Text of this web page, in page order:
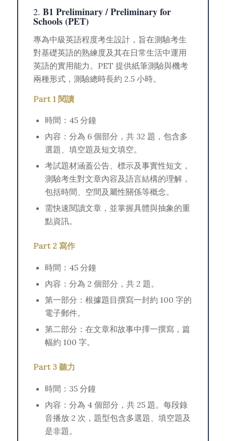
2. B1 Preliminary / Preliminary for
Schools (PET)
專為中級英語程度考生設計，旨在測驗考生
對基礎英語的熟練度及其在日常生活中運用
英語的實用能力。PET 提供紙筆測驗與機考
兩種形式，測驗總時長約 2.5 小時。
Part 1 閱讀
時間：45 分鐘
內容：分為 6 個部分，共 32 題，包含多
選題、填空題及短文填空。
考試題材涵蓋公告、標示及事實性短文，
測驗考生對文章內容及語言結構的理解，
包括時間、空間及屬性關係等概念。
需快速閱讀文章，並掌握具體與抽象的重
點資訊。
Part 2 寫作
時間：45 分鐘
內容：分為 2 個部分，共 2 題。
第一部分：根據題目撰寫一封約 100 字的
電子郵件。
第二部分：在文章和故事中擇一撰寫，篇
幅約 100 字。
Part 3 聽力
時間：35 分鐘
內容：分為 4 個部分，共 25 題。每段錄
音播放 2 次，題型包含多選題、填空題及
是非題。